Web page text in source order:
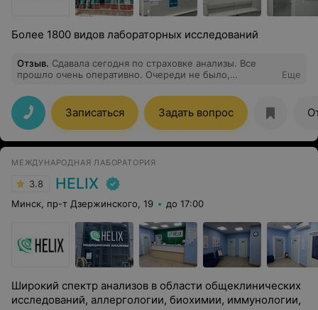
Более 1800 видов лабораторных исследований
Отзыв. Сдавала сегодня по страховке анализы. Все
прошло очень оперативно. Очереди не было,
приветливая. Также быстро пригласили и в
процедурный кабинет. Медсестра Диана максимально
бережно и аккуратно взяла кровь, почти ничего не
почувствовала. Очень рекомендую данный пункт, да и
Инвитро в целом! Спасибо!
Еще
Записаться Задать вопрос
МЕЖДУНАРОДНАЯ ЛАБОРАТОРИЯ
3.8 HELIX
Минск, пр-т Дзержинского, 19 до 17:00
Широкий спектр анализов в области общеклинических
исследований, аллергологии, биохимии, иммунологии,